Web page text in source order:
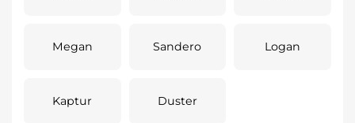
Megan Sandero Logan
Kaptur Duster